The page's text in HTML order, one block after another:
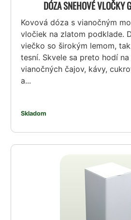
DÓZA SNEHOVÉ VLOČKY
Kovová dóza s vianočným
vločiek na zlatom podklade.
viečko so širokým lemom,
tesní. Skvele sa preto hodí
vianočných čajov, kávy,
a...
Skladom